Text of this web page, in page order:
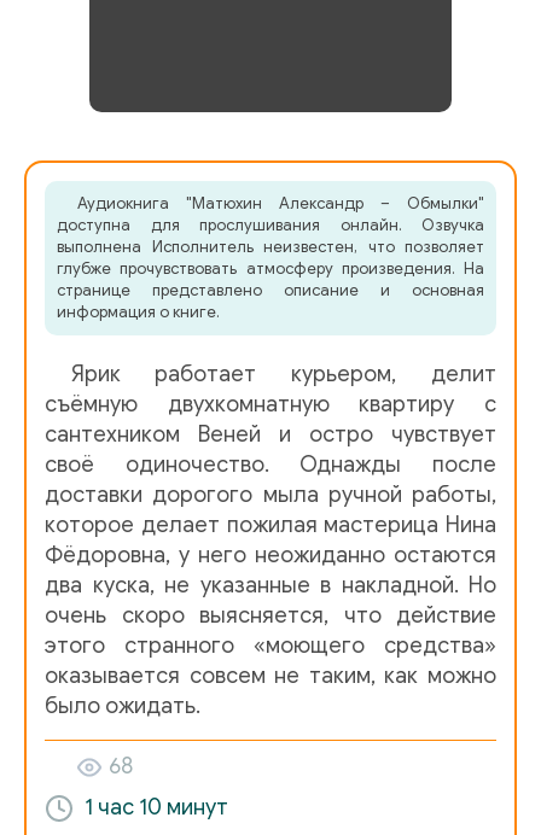
Аудиокнига "Матюхин Александр – Обмылки"
доступна для прослушивания онлайн. Озвучка
выполнена Исполнитель неизвестен, что позволяет
глубже прочувствовать атмосферу произведения. На
странице представлено описание и основная
информация о книге.
Ярик работает курьером, делит
съёмную двухкомнатную квартиру с
сантехником Веней и остро чувствует
своё одиночество. Однажды после
доставки дорогого мыла ручной работы,
которое делает пожилая мастерица Нина
Фёдоровна, у него неожиданно остаются
два куска, не указанные в накладной. Но
очень скоро выясняется, что действие
этого странного «моющего средства»
оказывается совсем не таким, как можно
было ожидать.
68
1 час 10 минут